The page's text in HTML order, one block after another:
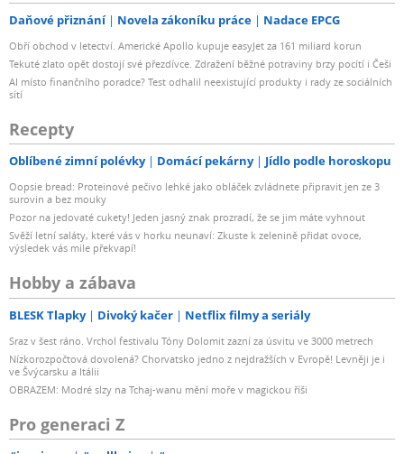
Daňové přiznání Novela zákoníku práce Nadace EPCG
Obří obchod v letectví. Americké Apollo kupuje easyJet za 161 miliard korun
Tekuté zlato opět dostojí své přezdívce. Zdražení běžné potraviny brzy pocítí i Češi
AI místo finančního poradce? Test odhalil neexistující produkty i rady ze sociálních
sítí
Recepty
Oblíbené zimní polévky Domácí pekárny Jídlo podle horoskopu
Oopsie bread: Proteinové pečivo lehké jako obláček zvládnete připravit jen ze 3
surovin a bez mouky
Pozor na jedovaté cukety! Jeden jasný znak prozradí, že se jim máte vyhnout
Svěží letní saláty, které vás v horku neunaví: Zkuste k zelenině přidat ovoce,
výsledek vás mile překvapí!
Hobby a zábava
BLESK Tlapky Divoký kačer Netflix filmy a seriály
Sraz v šest ráno. Vrchol festivalu Tóny Dolomit zazní za úsvitu ve 3000 metrech
Nízkorozpočtová dovolená? Chorvatsko jedno z nejdražších v Evropě! Levněji je i
ve Švýcarsku a Itálii
OBRAZEM: Modré slzy na Tchaj-wanu mění moře v magickou říši
Pro generaci Z